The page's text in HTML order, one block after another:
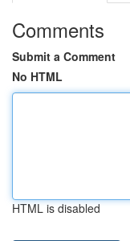
Comments
Submit a Comment
No HTML
HTML is disabled